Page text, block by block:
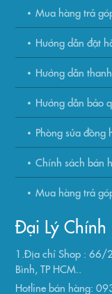
Mua hàng trả
Hướng dẫn đặt
Hướng dẫn
Hướng dẫn bảo
Phòng sửa đồng
Chính sách bán
Mua hàng trả
Đại Lý Chính
1.Địa chỉ Shop : 66/
Bình, TP HCM..
Hotline bán hàng: